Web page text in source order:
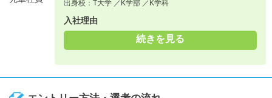
出身校：T大学 ／K学部 ／K学科
入社理由
続きを見る